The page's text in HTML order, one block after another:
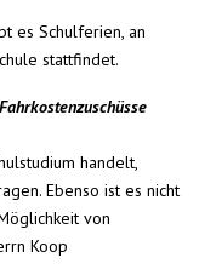
es Schulferien, an
stattfindet.
handelt,
Ebenso ist es nicht
von
Koop